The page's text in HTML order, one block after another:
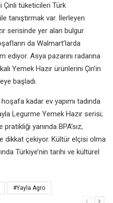
Çinli tüketicileri Türk
tanıştırmak var. İlerleyen
serisinde yer alan bulgur
da Walmart’larda
ediyor. Asya pazarını radarına
Yemek Hazır ürünlerini Çin’in
başladı.
kadar ev yapımı tadında
Legurme Yemek Hazır serisi;
yanında BPA’sız,
dikkat çekiyor. Kültür elçisi olma
Türkiye’nin tarihi ve kültürel
#Yayla Agro